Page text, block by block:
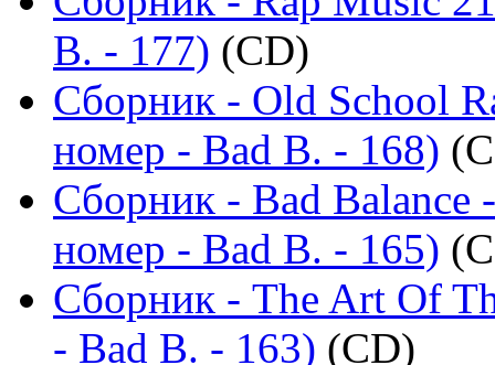
B. - 177) (CD)
Сборник - Old School
номер - Bad B. - 168)
Сборник - Bad Balance
номер - Bad B. - 165)
Сборник - The Art Of
- Bad B. - 163) (CD)